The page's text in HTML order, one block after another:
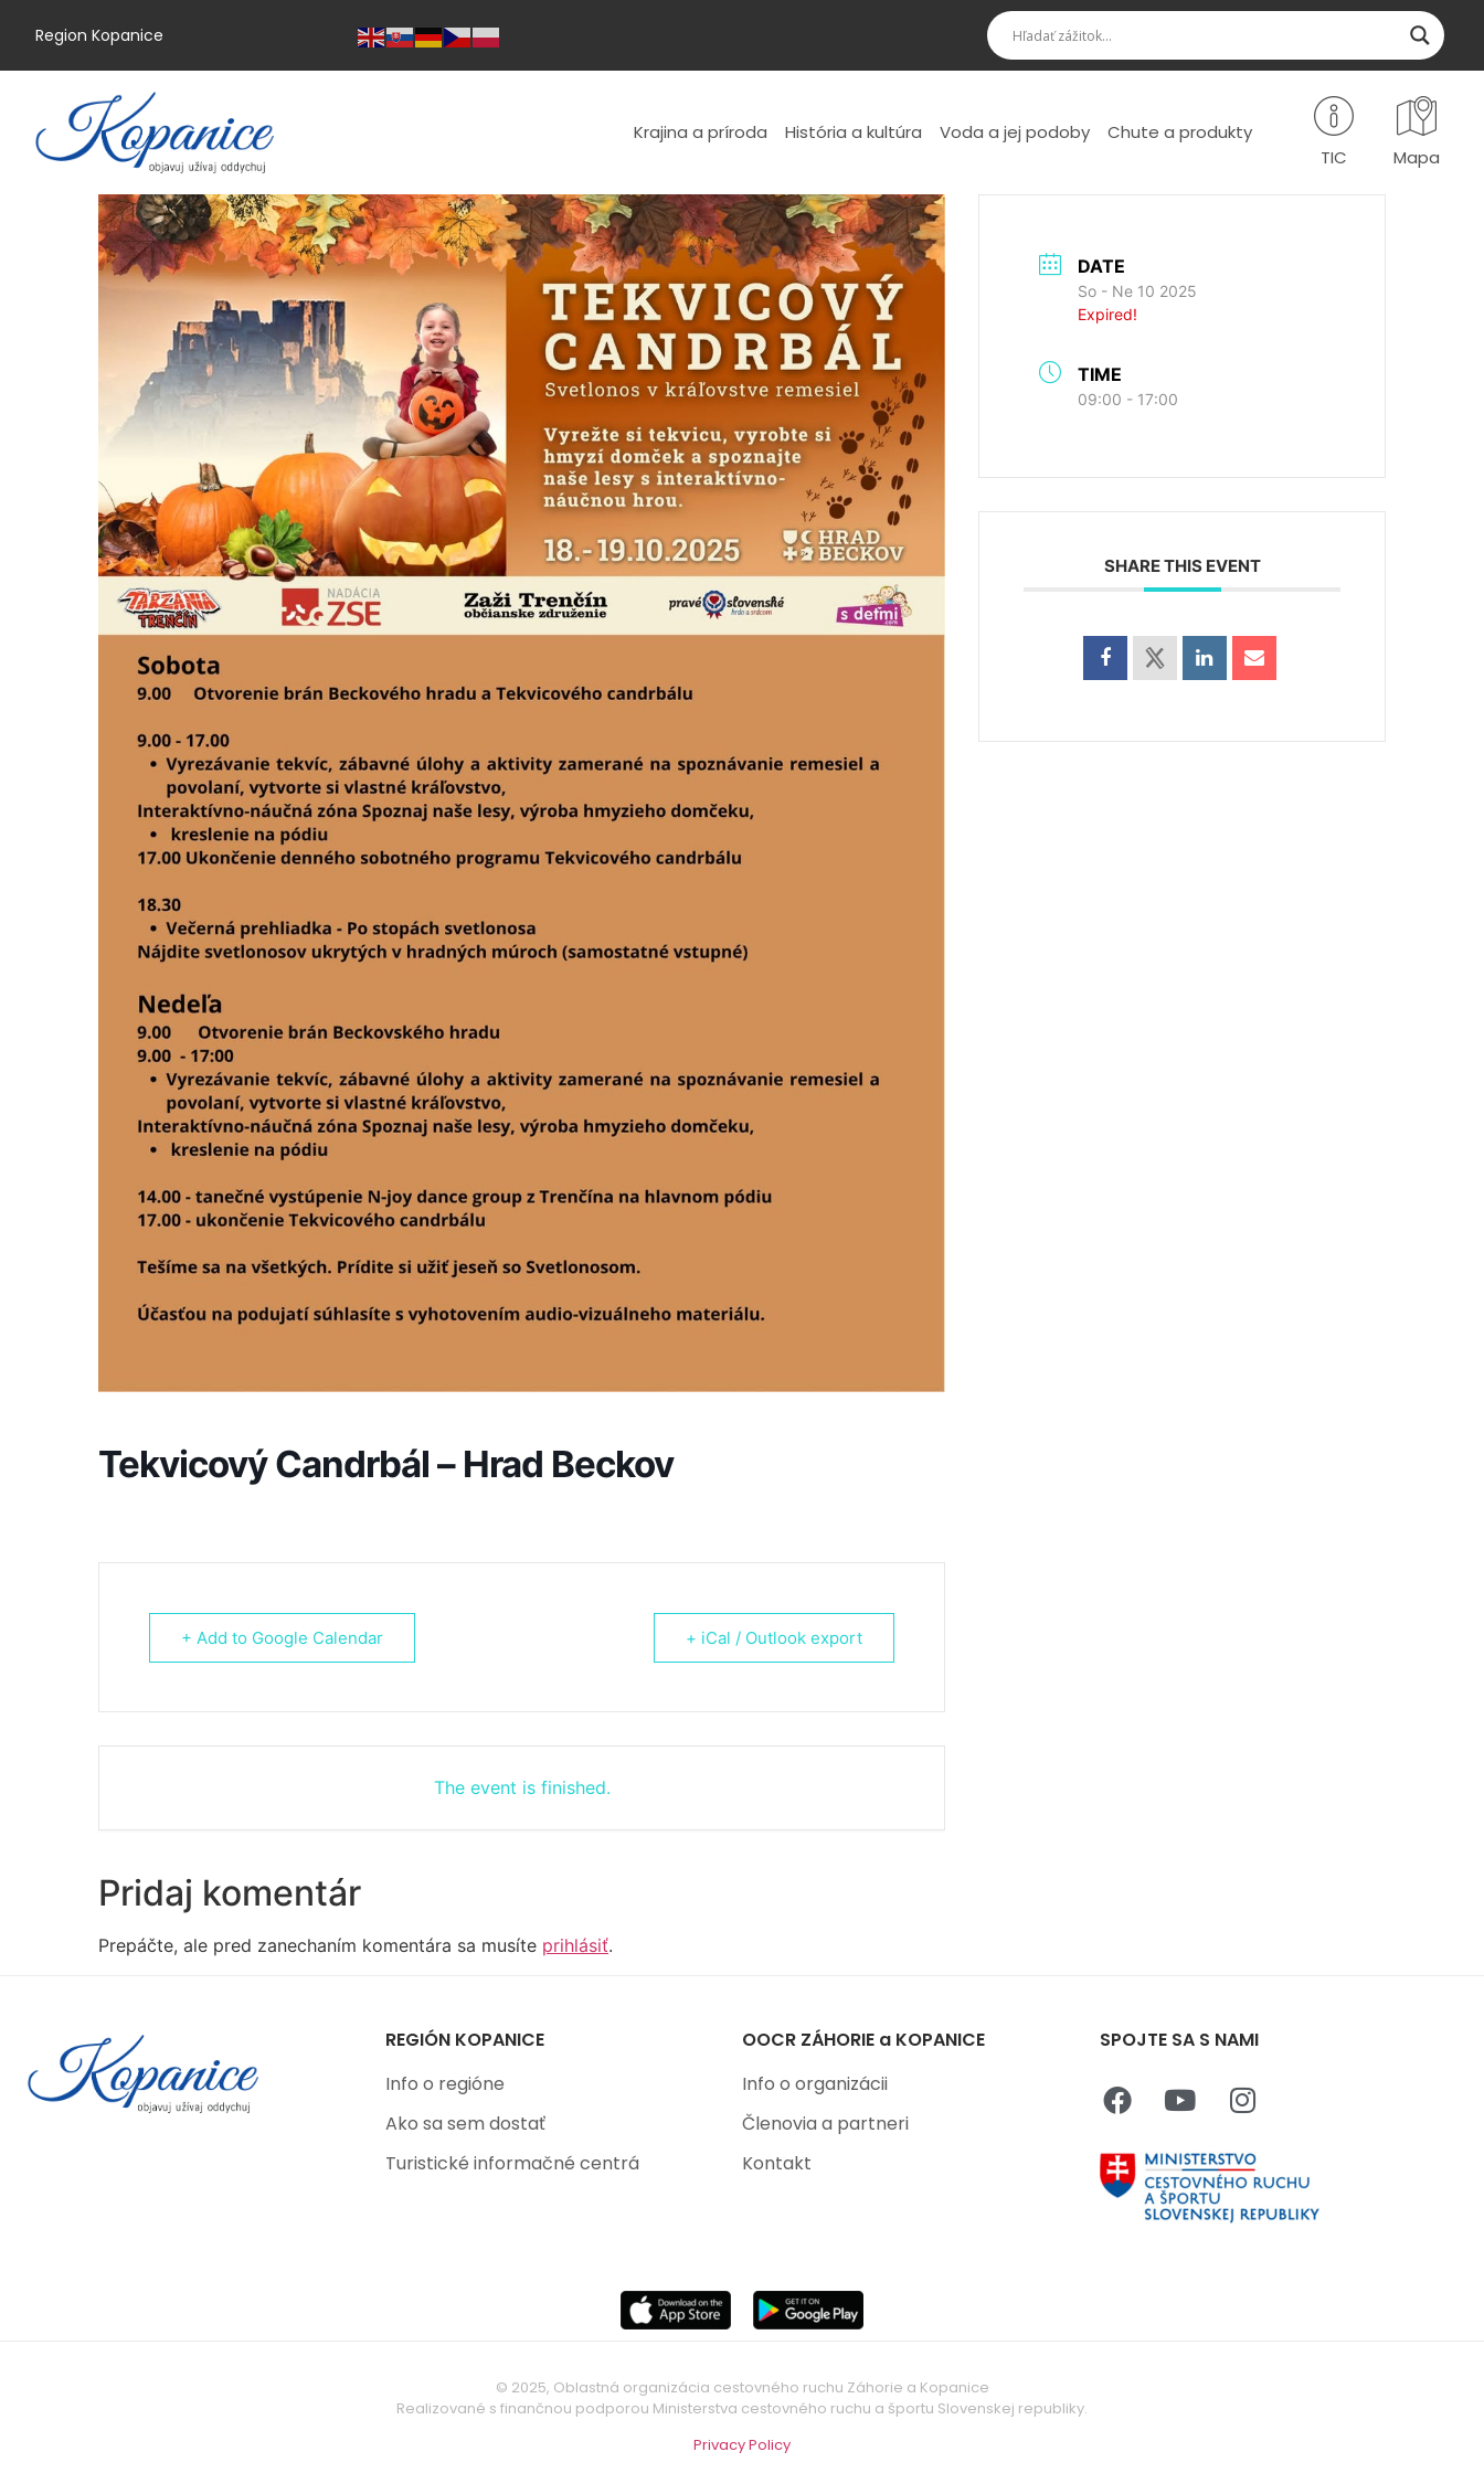
Region Kopanice
Krajina a príroda História a kultúra Voda a jej podoby
Chute a produkty
TIC
Mapa
Tekvicový Candrbál – Hrad Beckov
+ Add to Google Calendar + iCal / Outlook export
The event is finished.
DATE
So - Ne 10 2025
Expired!
TIME
09:00 - 17:00
SHARE THIS EVENT
Pridaj komentár
Prepáčte, ale pred zanechaním komentára sa musíte prihlásiť.
REGIÓN KOPANICE
Info o regióne
Ako sa sem dostať
Turistické informačné centrá
OOCR ZÁHORIE a KOPANICE
Info o organizácii
Členovia a partneri
Kontakt
SPOJTE SA S NAMI
© 2025, Oblastná organizácia cestovného ruchu Záhorie a Kopanice
Realizované s finančnou podporou Ministerstva cestovného ruchu a športu Slovenskej republiky.
Privacy Policy